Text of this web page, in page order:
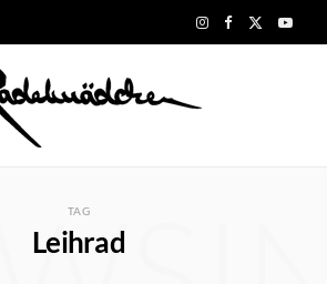
I F Y
TAG
Leihrad